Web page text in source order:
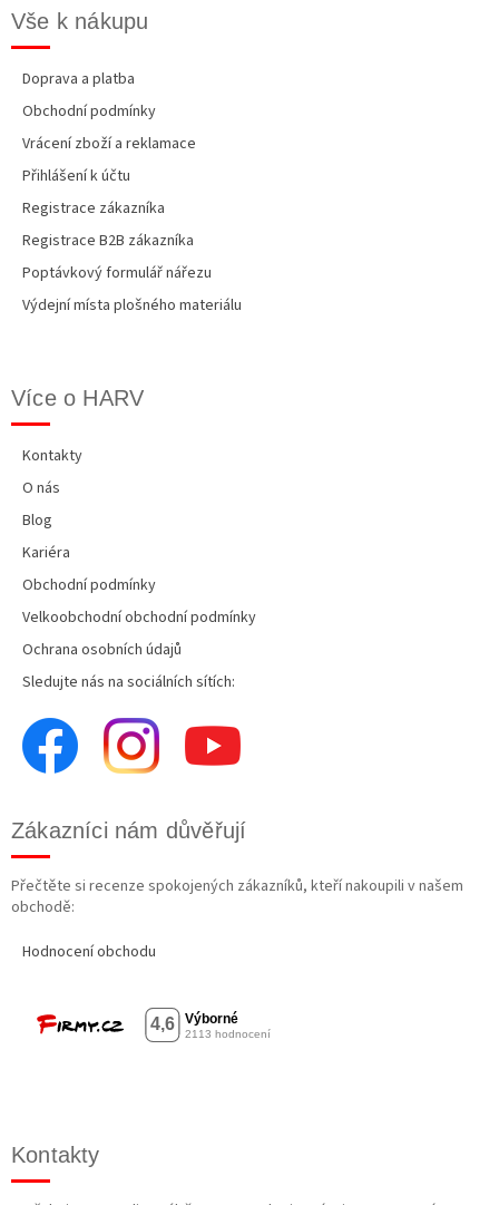
Vše k nákupu
Doprava a platba
Obchodní podmínky
Vrácení zboží a reklamace
Přihlášení k účtu
Registrace zákazníka
Registrace B2B zákazníka
Poptávkový formulář nářezu
Výdejní místa plošného materiálu
Více o HARV
Kontakty
O nás
Blog
Kariéra
Obchodní podmínky
Velkoobchodní obchodní podmínky
Ochrana osobních údajů
Sledujte nás na sociálních sítích:
Zákazníci nám důvěřují
Přečtěte si recenze spokojených zákazníků, kteří nakoupili v našem
obchodě:
Hodnocení obchodu
Kontakty